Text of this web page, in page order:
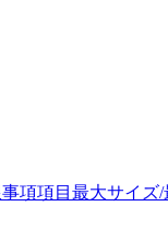
項項目最大サイ